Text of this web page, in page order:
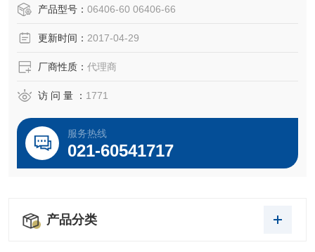
特点：化学惰性，无毒，耐热，低摩擦系数。不老化。坚
认证：树脂符合 FDA-compliant （21 CFR 177.1550）。符
产品型号： 06406-60 06406-66
更新时间： 2017-04-29
厂商性质： 代理商
访 问 量 ： 1771
服务热线
021-60541717
产品分类